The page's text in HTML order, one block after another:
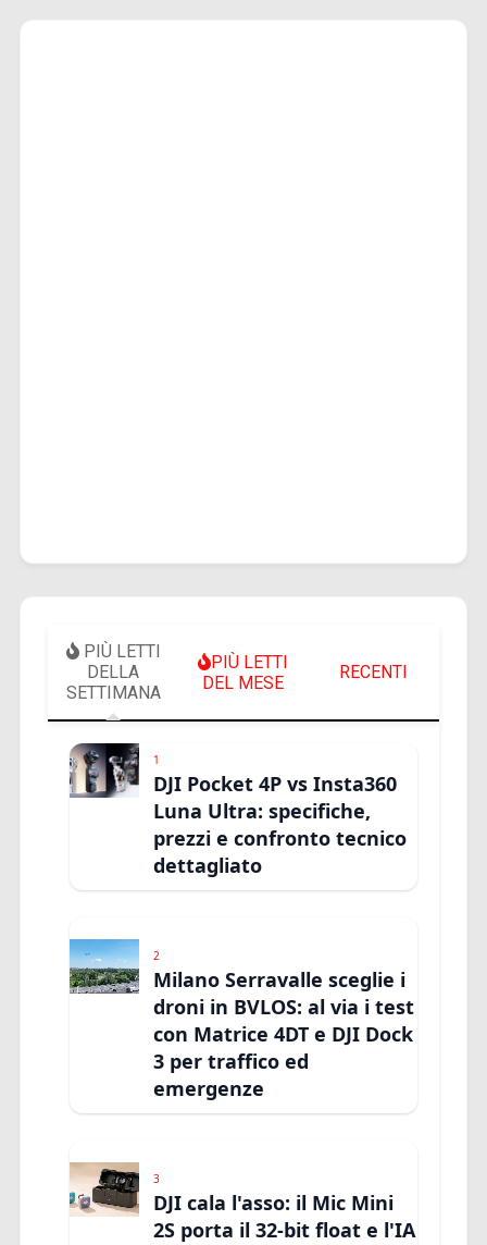
PIÙ LETTI
DELLA
SETTIMANA
PIÙ LETTI
DEL MESE
RECENTI
1
DJI Pocket 4P vs Insta360
Luna Ultra: specifiche,
prezzi e confronto tecnico
dettagliato
2
Milano Serravalle sceglie i
droni in BVLOS: al via i test
con Matrice 4DT e DJI Dock
3 per traffico ed
emergenze
3
DJI cala l'asso: il Mic Mini
2S porta il 32-bit float e l'IA